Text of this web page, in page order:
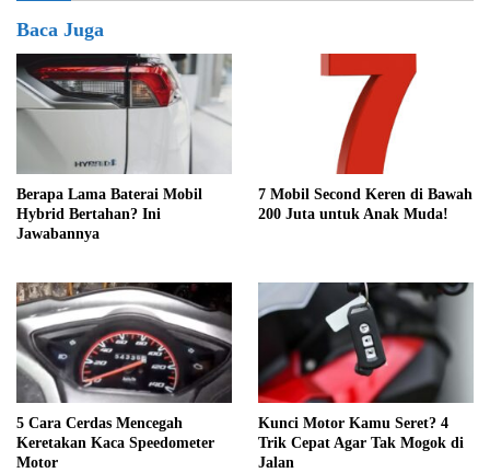
Baca Juga
Berapa Lama Baterai Mobil
Hybrid Bertahan? Ini
Jawabannya
7 Mobil Second Keren di Bawah
200 Juta untuk Anak Muda!
5 Cara Cerdas Mencegah
Keretakan Kaca Speedometer
Motor
Kunci Motor Kamu Seret? 4
Trik Cepat Agar Tak Mogok di
Jalan